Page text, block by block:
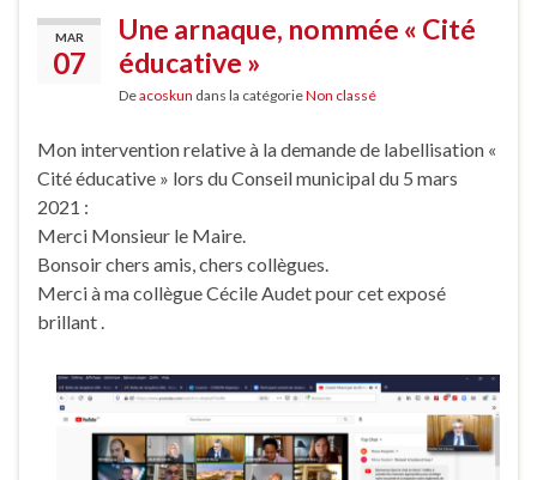
MAR
07
Une arnaque, nommée « Cité
éducative »
Deacoskun dans la catégorieNon classé
Mon intervention relative à la demande de labellisation «
Cité éducative » lors du Conseil municipal du 5 mars
2021 :
Merci Monsieur le Maire.
Bonsoir chers amis, chers collègues.
Merci à ma collègue Cécile Audet pour cet exposé
brillant .